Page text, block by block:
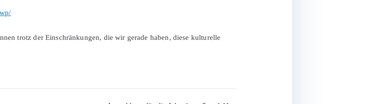
trotz der Einschränkungen, die wir gerade haben, diese kulturelle